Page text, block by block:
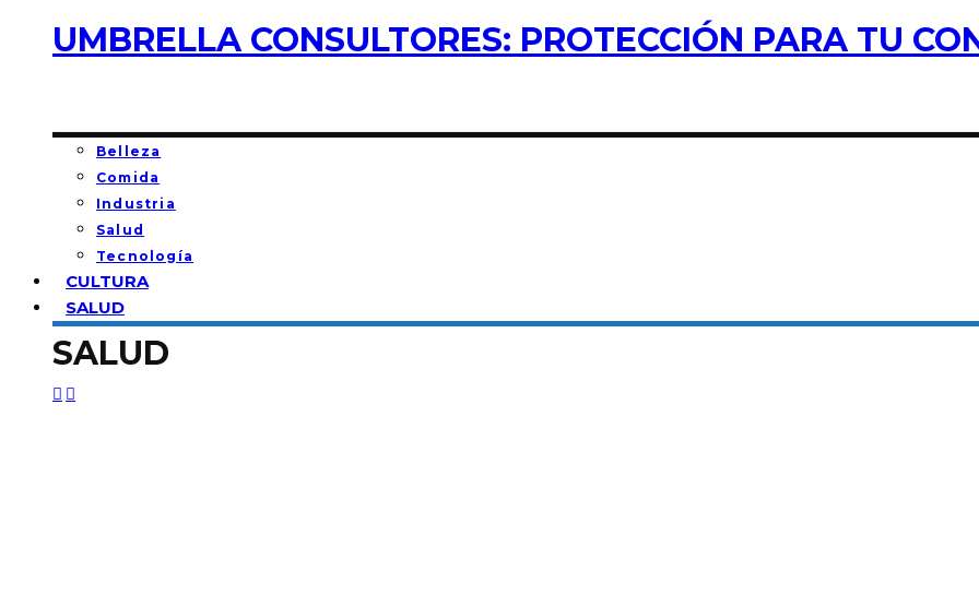
UMBRELLA CONSULTORES: PROTECCIÓN PARA TU
Belleza
Comida
Industria
Salud
Tecnología
CULTURA
SALUD
SALUD